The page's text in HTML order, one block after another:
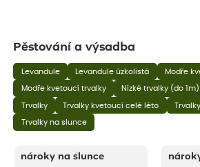
Pěstování a výsadba
Levandule Levandule úzkolistá Modře
Modře kvetoucí trvalky Nízké trvalky (do 1m)
Trvalky Trvalky kvetoucí celé léto
Trvalky na slunce
nároky na slunce